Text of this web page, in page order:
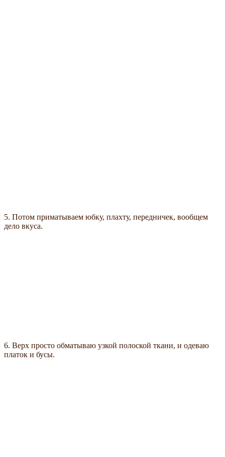
5. Потом приматываем юбку, плахту, передничек, вообщем
дело вкуса.
6. Верх просто обматываю узкой полоской ткани, и одеваю
платок и бусы.